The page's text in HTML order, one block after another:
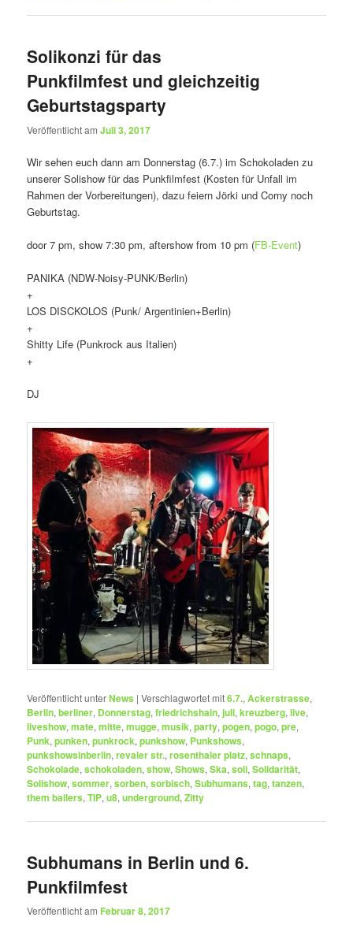
Solikonzi für das
Punkfilmfest und gleichzeitig
Geburtstagsparty
Veröffentlicht amJuli 3, 2017
Wir sehen euch dann am Donnerstag (6.7.) im Schokoladen zu
unserer Solishow für das Punkfilmfest (Kosten für Unfall im
Rahmen der Vorbereitungen), dazu feiern Jörki und Corny noch
Geburtstag.
door 7 pm, show 7:30 pm, aftershow from 10 pm (FB-Event)
PANIKA (NDW-Noisy-PUNK/Berlin)
+
LOS DISCKOLOS (Punk/ Argentinien+Berlin)
+
Shitty Life (Punkrock aus Italien)
+
DJ
Veröffentlicht unterNews |Verschlagwortet mit6.7.,Ackerstrasse,
Berlin,berliner, Donnerstag,friedrichshain,juli,kreuzberg,live,
liveshow,mate,mitte,mugge,musik,party,pogen,pogo,pre,
Punk,punken,punkrock,punkshow, Punkshows,
punkshowsinberlin,revaler str.,rosenthaler platz,schnaps,
Schokolade,schokoladen,show,Shows,Ska,soli,Solidarität,
Solishow,sommer,sorben,sorbisch,Subhumans,tag,tanzen,
them bailers,TIP,u8,underground,Zitty
Subhumans in Berlin und 6.
Punkfilmfest
Veröffentlicht am Februar 8, 2017